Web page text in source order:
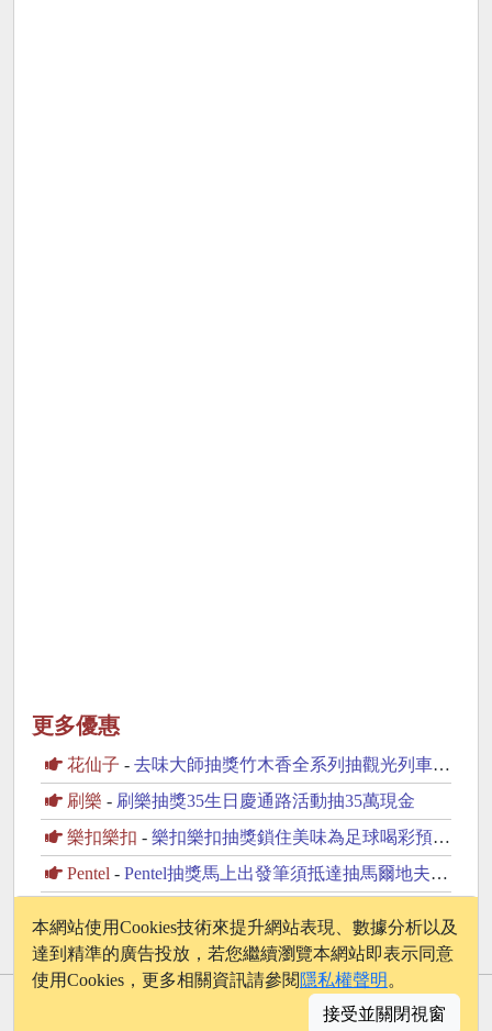
更多優惠
花仙子 - 去味大師抽獎竹木香全系列抽觀光列車海風號雙人遊
刷樂 - 刷樂抽獎35生日慶通路活動抽35萬現金
樂扣樂扣 - 樂扣樂扣抽獎鎖住美味為足球喝彩預測冠軍抽16888元現金
Pentel - Pentel抽獎馬上出發筆須抵達抽馬爾地夫雙人來回機票
© 2026 - onelife.tw
本網站使用Cookies技術來提升網站表現、數據分析以及
達到精準的廣告投放，若您繼續瀏覽本網站即表示同意
使用Cookies，更多相關資訊請參閱 隱私權聲明 。
接受並關閉視窗